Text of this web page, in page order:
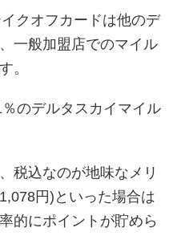
クオフカードは他のデ
一般加盟店でのマイル
。
のデルタスカイマイル
税込なのが地味なメリ
円)といった場合は
的にポイントが貯めら